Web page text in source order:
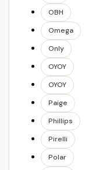
OBH
Omega
Only
OYOY
OYOY
Paige
Phillips
Pirelli
Polar